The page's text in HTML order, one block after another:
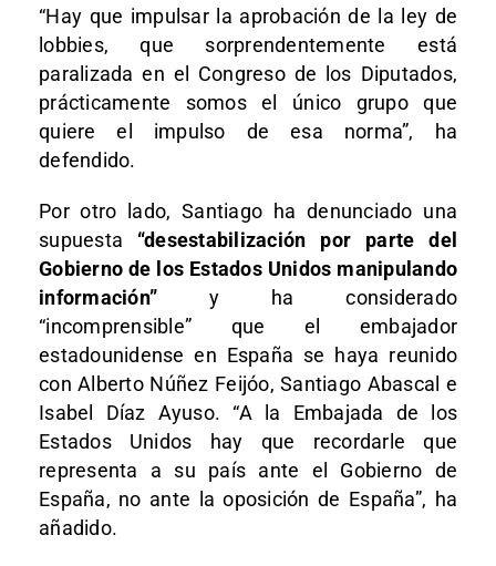
“Hay que impulsar la aprobación de la ley de
lobbies, que sorprendentemente está
paralizada en el Congreso de los Diputados,
prácticamente somos el único grupo que
quiere el impulso de esa norma”, ha
defendido.
Por otro lado, Santiago ha denunciado una
supuesta “desestabilización por parte del
Gobierno de los Estados Unidos manipulando
información” y ha considerado
“incomprensible” que el embajador
estadounidense en España se haya reunido
con Alberto Núñez Feijóo, Santiago Abascal e
Isabel Díaz Ayuso. “A la Embajada de los
Estados Unidos hay que recordarle que
representa a su país ante el Gobierno de
España, no ante la oposición de España”, ha
añadido.